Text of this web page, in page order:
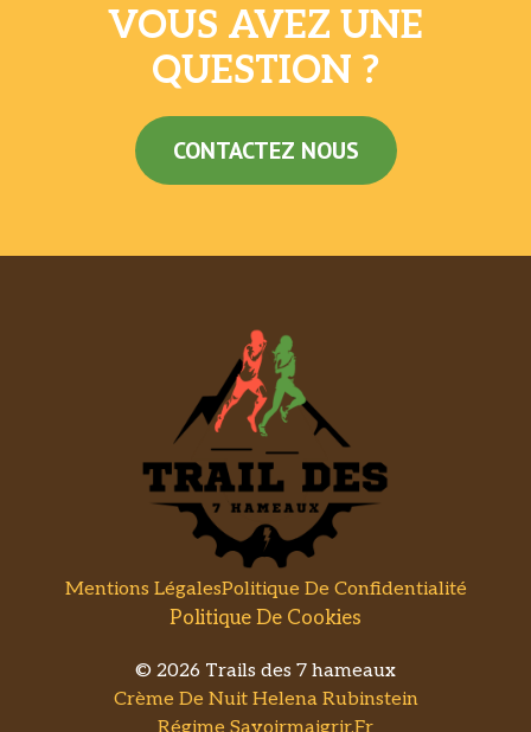
VOUS AVEZ UNE
QUESTION ?
CONTACTEZ NOUS
Mentions LégalesPolitique De Confidentialité
Politique De Cookies
© 2026 Trails des 7 hameaux
Crème De Nuit Helena Rubinstein